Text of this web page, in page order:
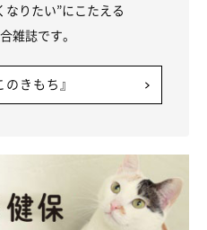
なりたい”にこたえる
雑誌です。
きもち』